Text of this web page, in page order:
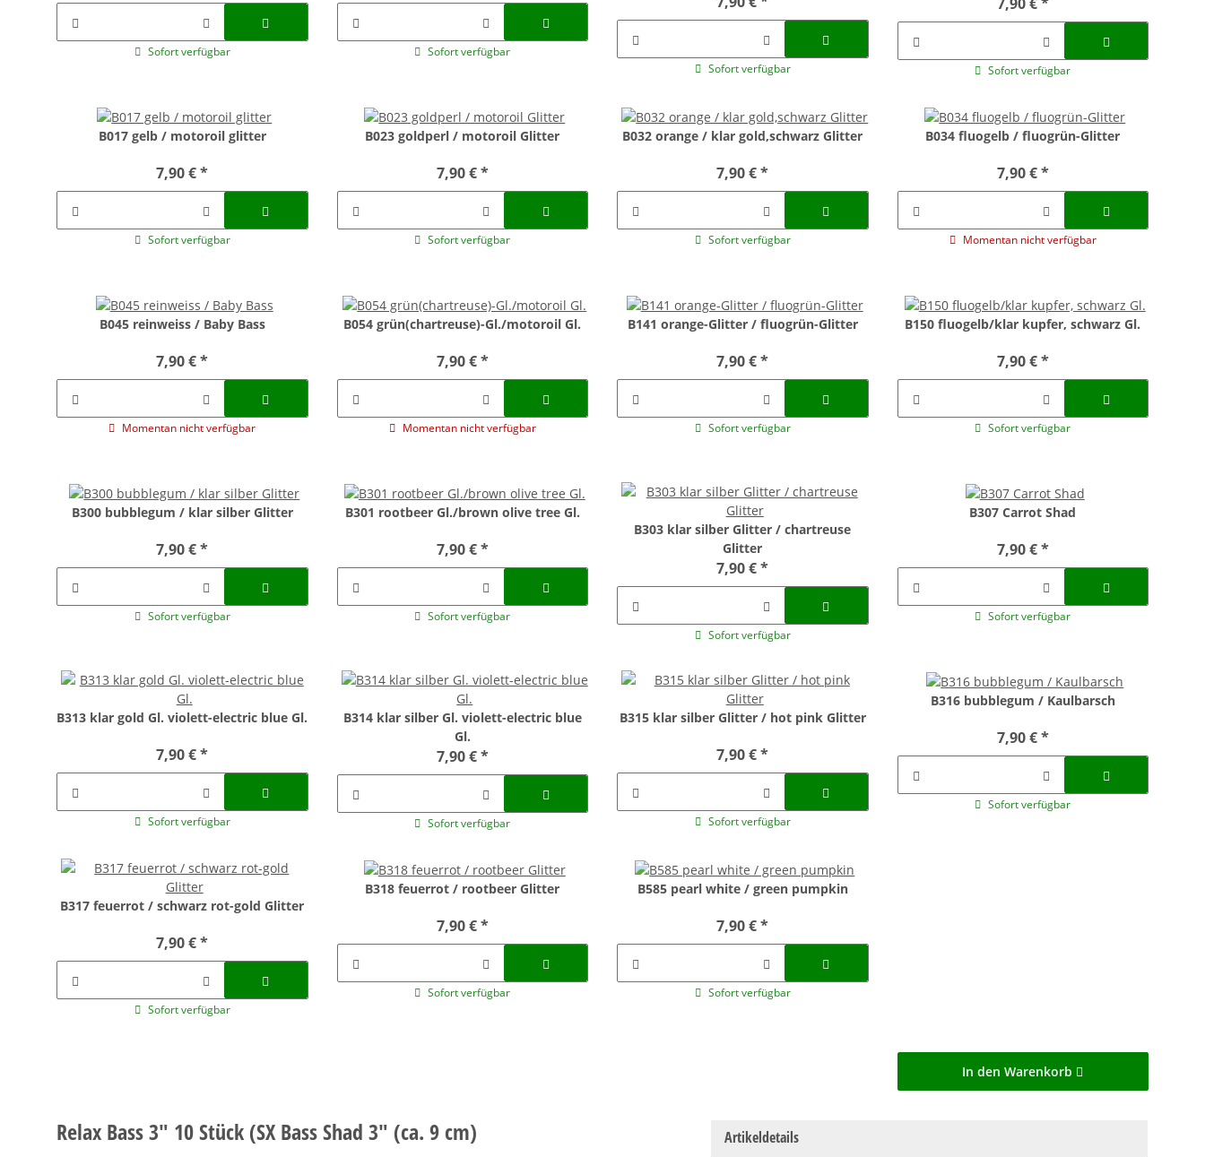
Sofort verfügbar Sofort verfügbar
Sofort verfügbar Sofort verfügbar
B017 gelb / motoroil glitter
7,90 €*
Sofort verfügbar
B023 goldperl / motoroil Glitter
7,90 €*
Sofort verfügbar
B032 orange / klar gold,schwarz Glitter
7,90 €*
Sofort verfügbar
B034 fluogelb / fluogrün-Glitter
7,90 €*
Momentan nicht verfügbar
B045 reinweiss / Baby Bass
7,90 €*
Momentan nicht verfügbar
B054 grün(chartreuse)-Gl./motoroil Gl.
7,90 €*
Momentan nicht verfügbar
B141 orange-Glitter / fluogrün-Glitter
7,90 €*
Sofort verfügbar
B150 fluogelb/klar kupfer, schwarz Gl.
7,90 €*
Sofort verfügbar
B300 bubblegum / klar silber Glitter
7,90 €*
Sofort verfügbar
B301 rootbeer Gl./brown olive tree Gl.
7,90 €*
Sofort verfügbar
B303 klar silber Glitter / chartreuse
Glitter
7,90 €*
Sofort verfügbar
B307 Carrot Shad
7,90 €*
Sofort verfügbar
B313 klar gold Gl. violett-electric blue Gl.
7,90 €*
Sofort verfügbar
B314 klar silber Gl. violett-electric blue
Gl.
7,90 €*
Sofort verfügbar
B315 klar silber Glitter / hot pink Glitter
7,90 €*
Sofort verfügbar
B316 bubblegum / Kaulbarsch
7,90 €*
Sofort verfügbar
B317 feuerrot / schwarz rot-gold Glitter
7,90 €*
Sofort verfügbar
B318 feuerrot / rootbeer Glitter
7,90 €*
Sofort verfügbar
B585 pearl white / green pumpkin
7,90 €*
Sofort verfügbar
In den Warenkorb
Relax Bass 3" 10 Stück (SX Bass Shad 3" (ca. 9 cm)
Artikeldetails